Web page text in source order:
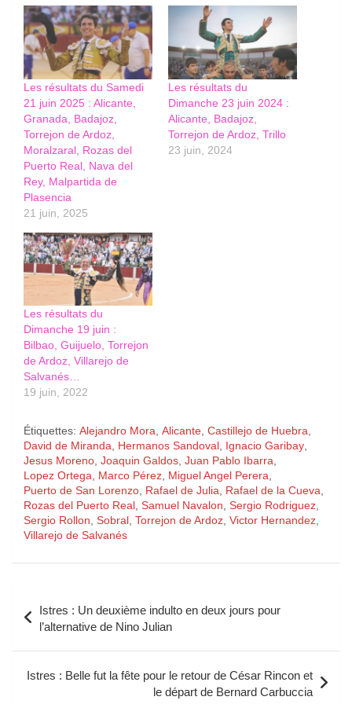
Les résultats du Samedi
21 juin 2025 : Alicante,
Granada, Badajoz,
Torrejon de Ardoz,
Moralzaral, Rozas del
Puerto Real, Nava del
Rey, Malpartida de
Plasencia
21 juin, 2025
Les résultats du
Dimanche 23 juin 2024 :
Alicante, Badajoz,
Torrejon de Ardoz, Trillo
23 juin, 2024
Les résultats du
Dimanche 19 juin :
Bilbao, Guijuelo, Torrejon
de Ardoz, Villarejo de
Salvanés…
19 juin, 2022
Étiquettes: Alejandro Mora, Alicante, Castillejo de Huebra,
David de Miranda, Hermanos Sandoval, Ignacio Garibay,
Jesus Moreno, Joaquin Galdos, Juan Pablo Ibarra,
Lopez Ortega, Marco Pérez, Miguel Angel Perera,
Puerto de San Lorenzo, Rafael de Julia, Rafael de la Cueva,
Rozas del Puerto Real, Samuel Navalon, Sergio Rodriguez,
Sergio Rollon, Sobral, Torrejon de Ardoz, Victor Hernandez,
Villarejo de Salvanés
de
l’article
Istres : Un deuxième indulto en deux jours pour
l’alternative de Nino Julian
Istres : Belle fut la fête pour le retour de César Rincon et
le départ de Bernard Carbuccia